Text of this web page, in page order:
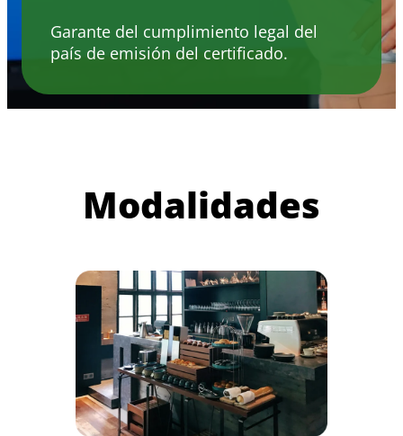
Garante del cumplimiento legal del
país de emisión del certificado.
Modalidades